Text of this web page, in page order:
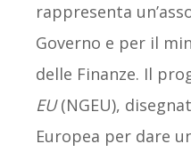
rappresenta
Governo e per il
delle Finanze. Il
EU(NGEU),
Europea per dare